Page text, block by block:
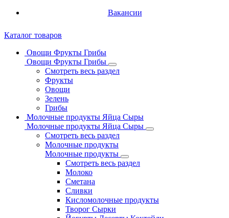
Вакансии
Каталог товаров
Овощи Фрукты Грибы
Овощи Фрукты Грибы
Смотреть весь раздел
Фрукты
Овощи
Зелень
Грибы
Молочные продукты Яйца Сыры
Молочные продукты Яйца Сыры
Смотреть весь раздел
Молочные продукты
Молочные продукты
Смотреть весь раздел
Молоко
Сметана
Сливки
Кисломолочные продукты
Творог Сырки